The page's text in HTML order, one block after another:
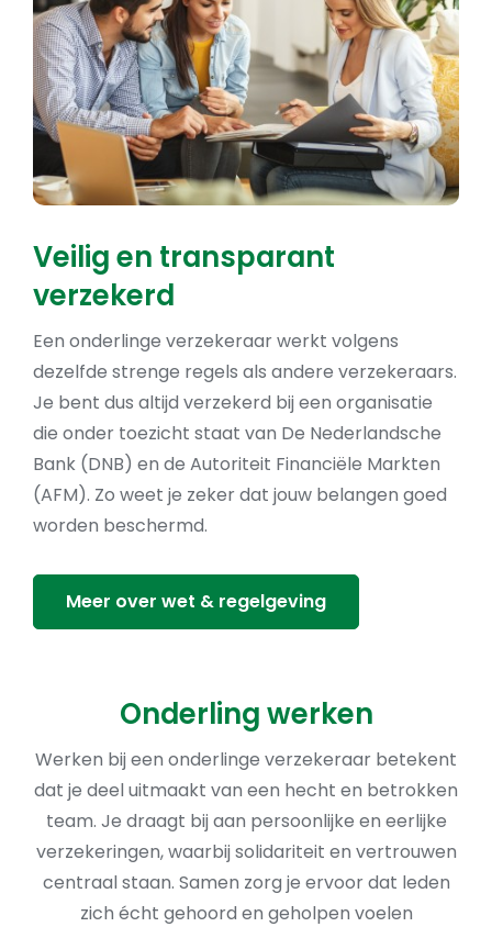
Veilig en transparant
verzekerd
Een onderlinge verzekeraar werkt volgens
dezelfde strenge regels als andere verzekeraars.
Je bent dus altijd verzekerd bij een organisatie
die onder toezicht staat van De Nederlandsche
Bank (DNB) en de Autoriteit Financiële Markten
(AFM). Zo weet je zeker dat jouw belangen goed
worden beschermd.
Meer over wet & regelgeving
Onderling werken
Werken bij een onderlinge verzekeraar betekent
dat je deel uitmaakt van een hecht en betrokken
team. Je draagt bij aan persoonlijke en eerlijke
verzekeringen, waarbij solidariteit en vertrouwen
centraal staan. Samen zorg je ervoor dat leden
zich écht gehoord en geholpen voelen